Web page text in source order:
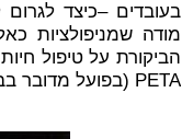
בעובדים –כיצד
מודה שמניפולציות
הביקורת על טיפול
PETA (בפועל מדובר בביקורות נדירות